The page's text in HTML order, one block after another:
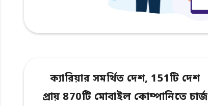
ক্যারিয়ার সমর্থিত দেশ, 151টি দেশ
প্রায় 870টি মোবাইল কোম্পানিতে চার্জ